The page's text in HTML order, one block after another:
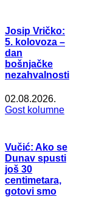
Josip Vričko:
5. kolovoza –
dan
bošnjačke
nezahvalnosti
02.08.2026.
Gost kolumne
Vučić: Ako se
Dunav spusti
još 30
centimetara,
gotovi smo